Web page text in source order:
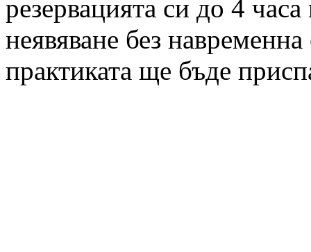
резервацията си до 4
неявяване без
практиката ще бъде